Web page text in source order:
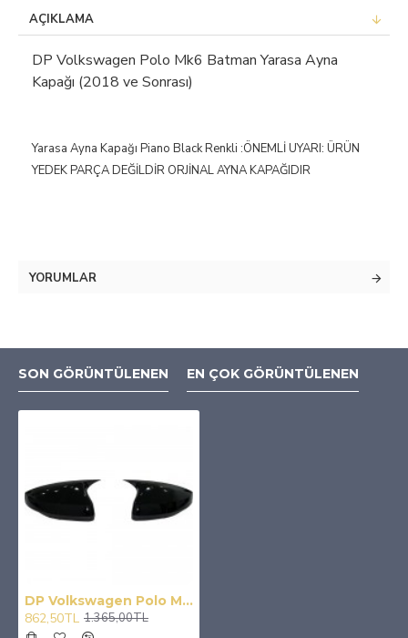
AÇIKLAMA
DP Volkswagen Polo Mk6 Batman Yarasa Ayna
Kapağı (2018 ve Sonrası)
Yarasa Ayna Kapağı Piano Black Renkli :ÖNEMLİ UYARI: ÜRÜN
YEDEK PARÇA DEĞİLDİR ORJİNAL AYNA KAPAĞIDIR
YORUMLAR
SON GÖRÜNTÜLENEN EN ÇOK GÖRÜNTÜLENEN
DP Volkswagen Polo Mk6 Batman Yarasa Ayna Kapağı (2018 ve Sonrası)
862,50TL 1.365,00TL